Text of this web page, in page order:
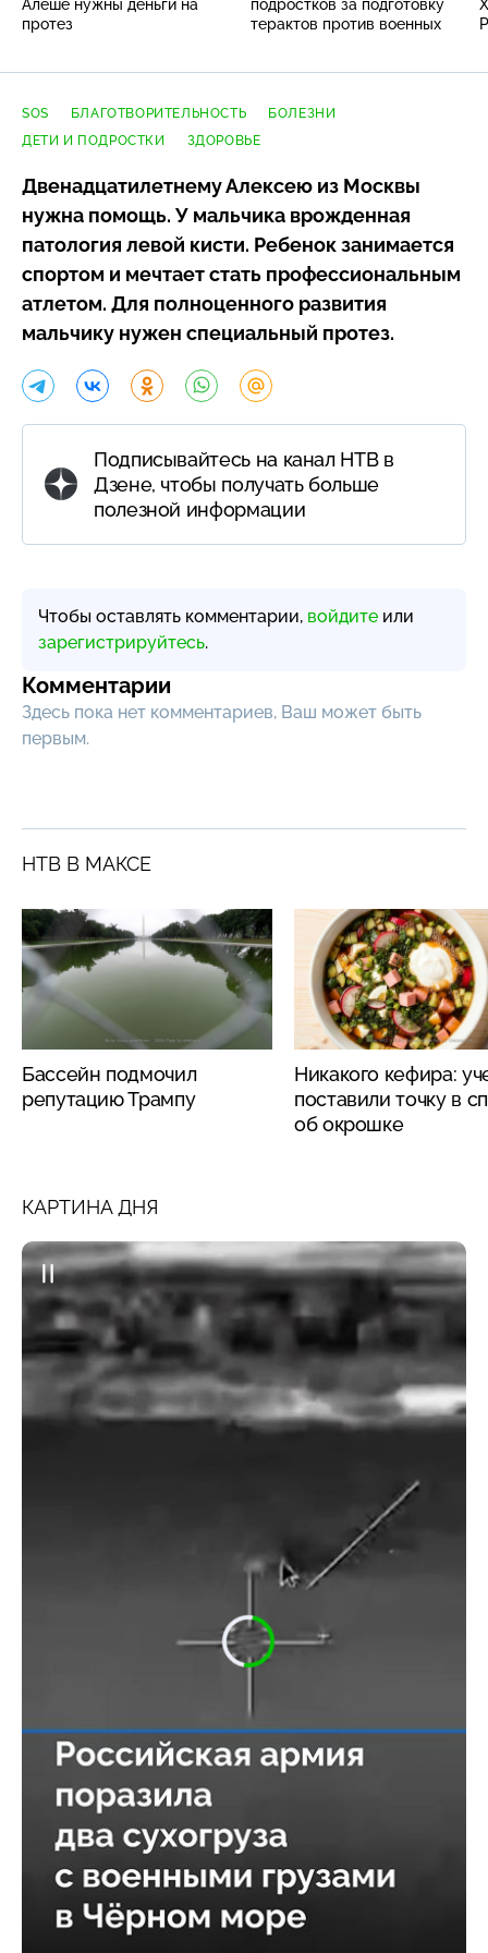
Алёше нужны деньги на
протез
подростков за подготовку
терактов против военных
SOS БЛАГОТВОРИТЕЛЬНОСТЬ
БОЛЕЗНИ
ДЕТИ И ПОДРОСТКИ
ЗДОРОВЬЕ
Двенадцатилетнему Алексею из Москвы
нужна помощь. У мальчика врожденная
патология левой кисти. Ребенок занимается
спортом и мечтает стать профессиональным
атлетом. Для полноценного развития
мальчику нужен специальный протез.
Подписывайтесь на канал НТВ в
Дзене, чтобы получать больше
полезной информации
Чтобы оставлять комментарии, войдите или
зарегистрируйтесь.
Комментарии
Здесь пока нет комментариев, Ваш может быть
первым.
НТВ В МАКСЕ
Бассейн подмочил
репутацию Трампу
Никакого кефира:
поставили точку в
об окрошке
КАРТИНА ДНЯ